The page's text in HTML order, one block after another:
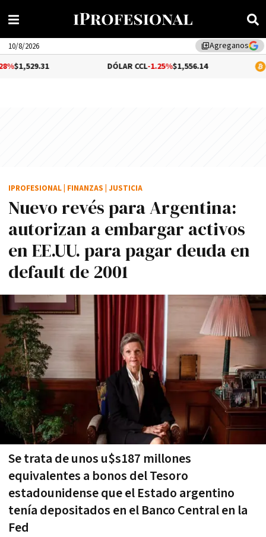
library_addAgreganos
10/8/2026
-1.25%$1,556.14
Nuevo revés para Argentina:
autorizan a embargar activos
en EE.UU. para pagar deuda en
default de 2001
Se trata de unos u$s187 millones
equivalentes a bonos del Tesoro
estadounidense que el Estado argentino
tenía depositados en el Banco Central en la
Fed
IPROFESIONAL FINANZAS JUSTICIA